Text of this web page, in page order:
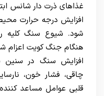
غذاهای ذرت دار شانس
افزایش درجه حرارت
شود. شیوع سنگ کلیه را
هنگام جنگ کویت اعزام
افزایش سنگ در سنین
چاقی، فشار خون،
قلبی عوامل مساعد